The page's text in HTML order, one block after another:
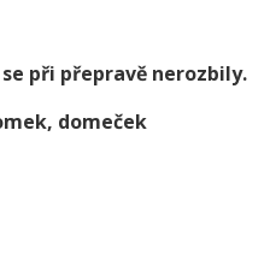
při přepravě nerozbily.
domeček